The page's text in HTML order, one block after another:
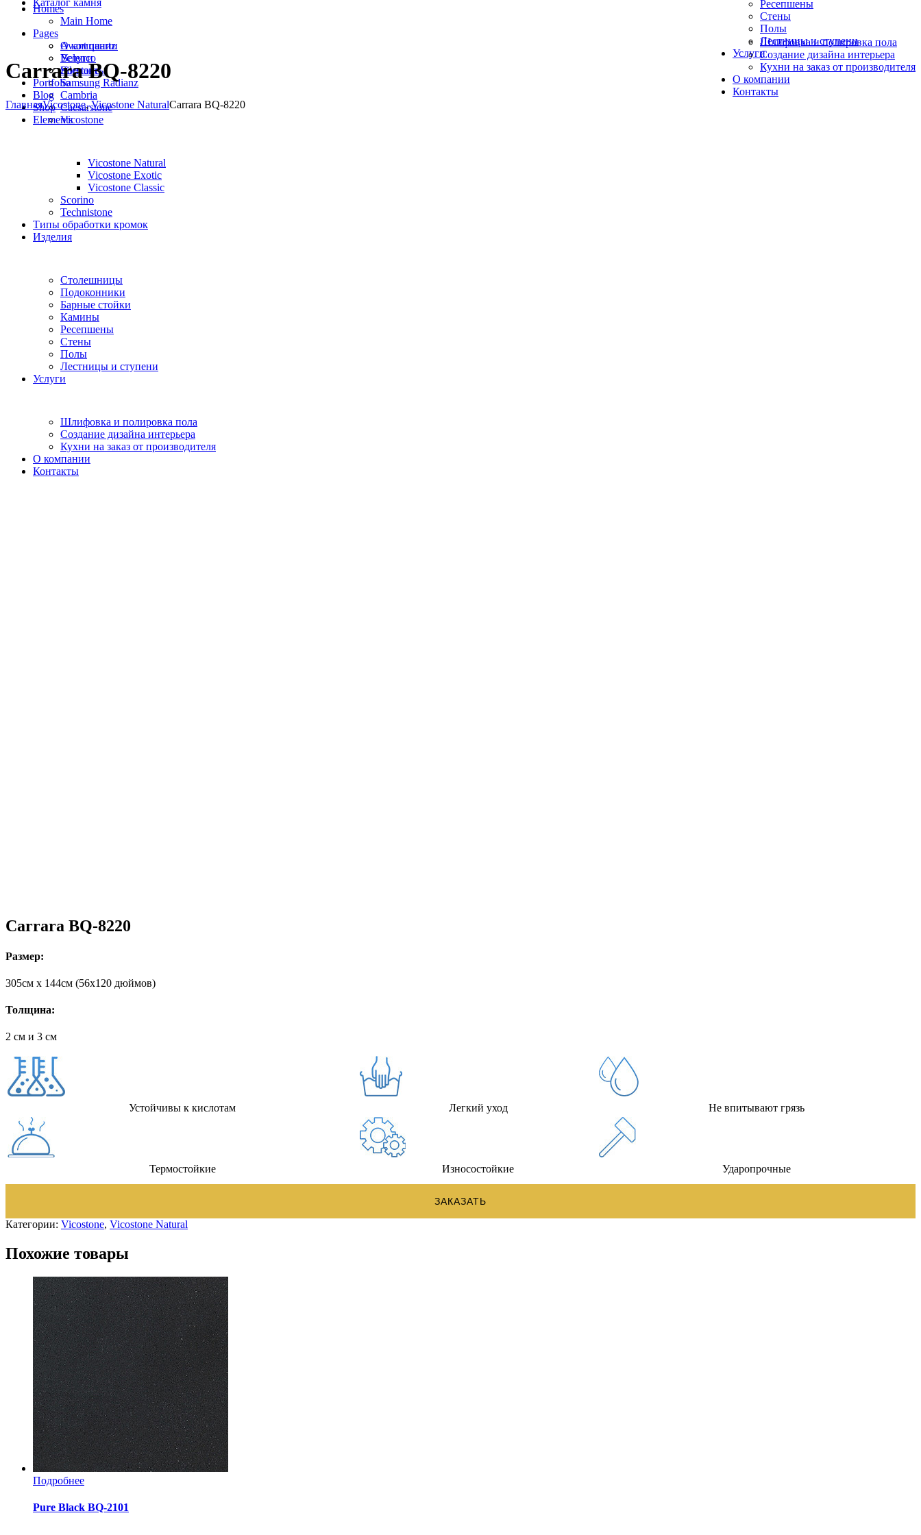
Ресепшены
Стены
Полы
Лестницы и ступени
Услуги
Шлифовка и полировка пола
Создание дизайна интерьера
Кухни на заказ от производителя
О компании
Контакты
Каталог камня
Avant quartz
Belenco
Silestone
Samsung Radianz
Сambria
Сaesarstone
Vicostone
Vicostone Natural
Vicostone Exotic
Vicostone Classic
Scorino
Technistone
Типы обработки кромок
Изделия
Столешницы
Подоконники
Барные стойки
Камины
Ресепшены
Стены
Полы
Лестницы и ступени
Услуги
Шлифовка и полировка пола
Создание дизайна интерьера
Кухни на заказ от производителя
О компании
Контакты
Homes
Main Home
Pages
О компании
Услуги
Контакты
Portfolio
Blog
Shop
Elements
Carrara BQ-8220
ГлавнаяVicostone,Vicostone NaturalCarrara BQ-8220
Carrara BQ-8220
Размер:
305cм x 144cм (56х120 дюймов)
Толщина:
2 см и 3 см
Устойчивы к кислотам Легкий уход Не впитывают грязь
Термостойкие Износостойкие Ударопрочные
ЗАКАЗАТЬ
Категории: Vicostone, Vicostone Natural
Похожие товары
Подробнее
Pure Black BQ-2101